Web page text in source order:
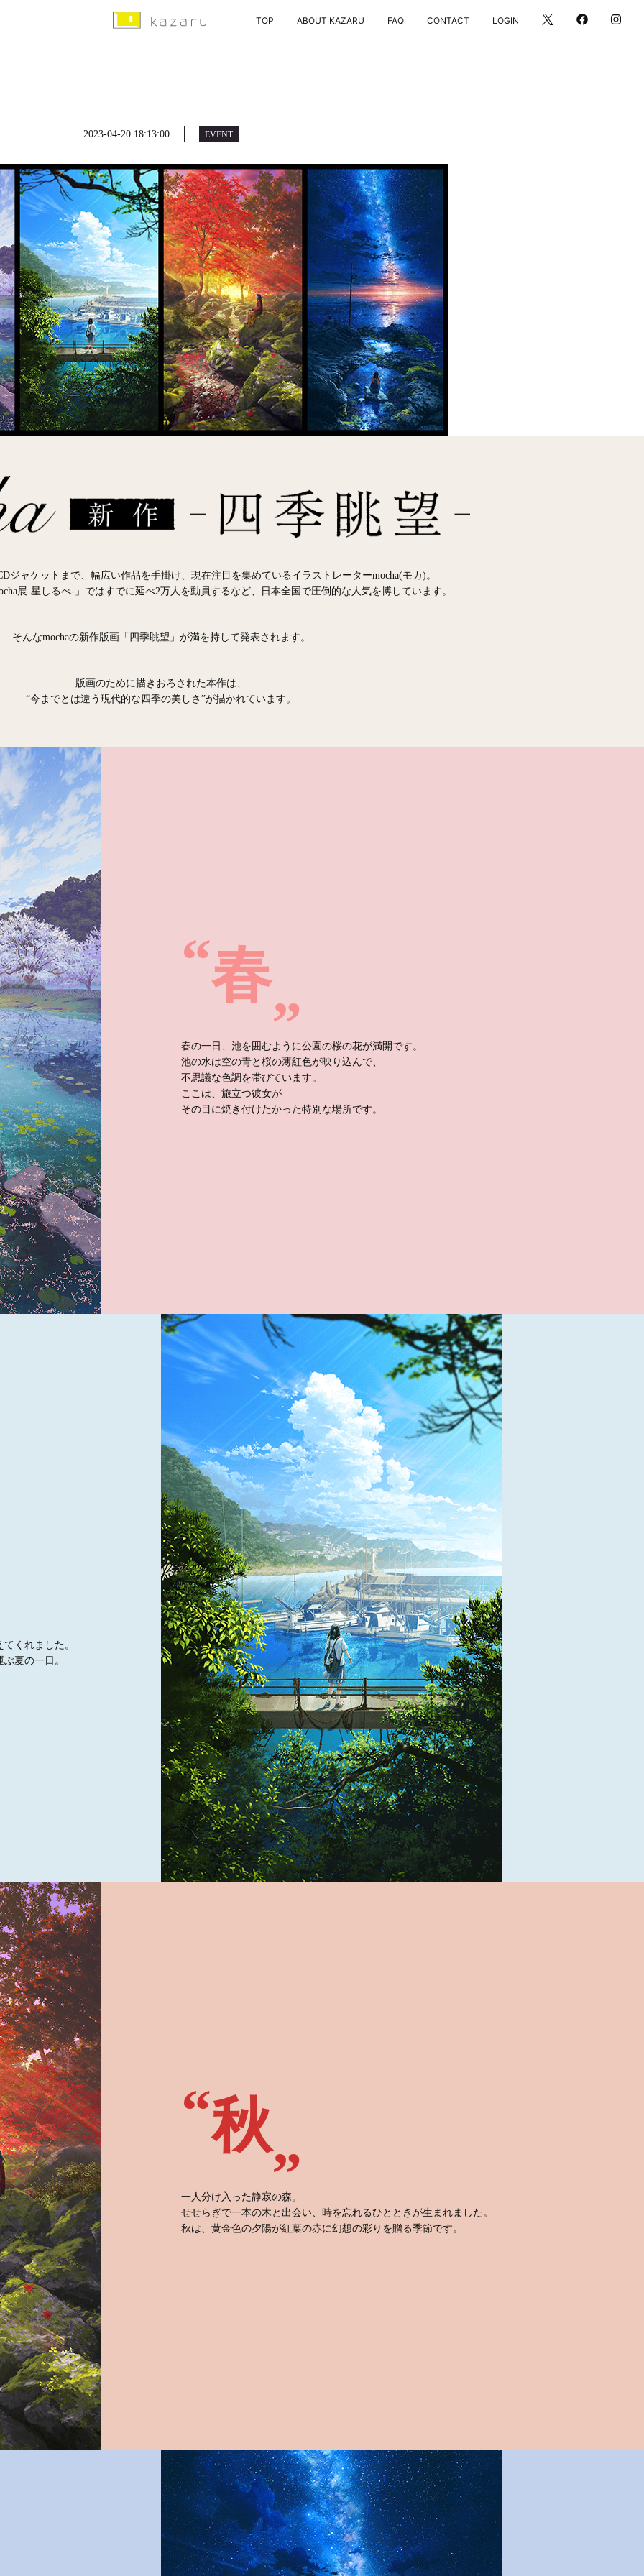
TOP ABOUT KAZARU FAQ CONTACT LOGIN
2023-04-20 18:13:00 EVENT
ジャケットまで、幅広い作品を手掛け、現在注目を集めているイラストレーターmocha(モカ)。
展-星しるべ-」ではすでに延べ2万人を動員するなど、日本全国で圧倒的な人気を博しています。
そんなmochaの新作版画「四季眺望」が満を持して発表されます。
版画のために描きおろされた本作は、
“今までとは違う現代的な四季の美しさ”が描かれています。
春
春の一日、池を囲むように公園の桜の花が満開です。
池の水は空の青と桜の薄紅色が映り込んで、
不思議な色調を帯びています。
ここは、旅立つ彼女が
その目に焼き付けたかった特別な場所です。
くれました。
夏の一日。
秋
一人分け入った静寂の森。
せせらぎで一本の木と出会い、 時を忘れるひとときが生まれました。
秋は、黄金色の夕陽が紅葉の赤に幻想の彩りを贈る季節です。